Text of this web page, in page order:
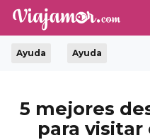
Ayuda Ayuda
5 mejores
para visitar